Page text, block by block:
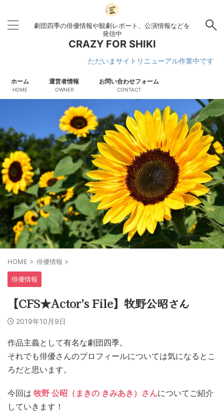
劇団四季の俳優情報や観劇レポート、公演情報などを
発信中
CRAZY FOR SHIKI
ただいまサイトリニューアル作業中です
ホーム
HOME
運営者情報
OWNER
お問い合わせフォーム
CONTACT
HOME > 俳優情報 >
俳優情報
【CFS★Actor's File】牧野公昭さん
2019年10月9日
作品主義として有名な劇団四季。
それでも俳優さんのプロフィールについては気になるとこ
ろだと思います。
今回は 牧野 公昭（まきの きみあき ）さんについてご紹介
していきます！